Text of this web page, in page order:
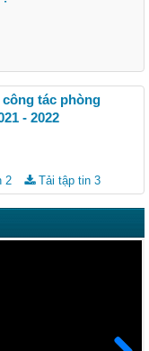
tác phòng
- 2022
2 Tải tập tin 3